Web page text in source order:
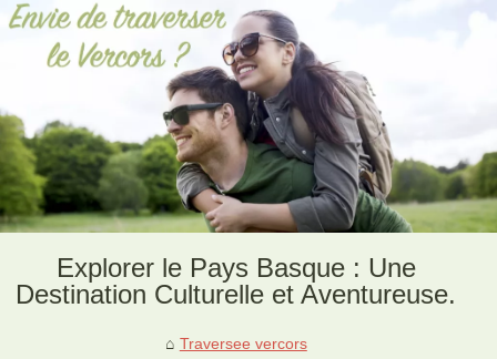
Explorer le Pays Basque : Une
Destination Culturelle et Aventureuse.
Traversee vercors